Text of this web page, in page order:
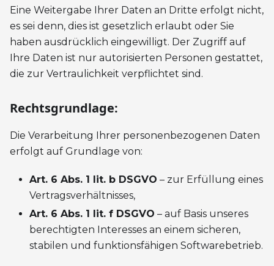
Eine Weitergabe Ihrer Daten an Dritte erfolgt nicht,
es sei denn, dies ist gesetzlich erlaubt oder Sie
haben ausdrücklich eingewilligt. Der Zugriff auf
Ihre Daten ist nur autorisierten Personen gestattet,
die zur Vertraulichkeit verpflichtet sind.
Rechtsgrundlage:
Die Verarbeitung Ihrer personenbezogenen Daten
erfolgt auf Grundlage von:
Art. 6 Abs. 1 lit. b DSGVO – zur Erfüllung eines
Vertragsverhältnisses,
Art. 6 Abs. 1 lit. f DSGVO – auf Basis unseres
berechtigten Interesses an einem sicheren,
stabilen und funktionsfähigen Softwarebetrieb.